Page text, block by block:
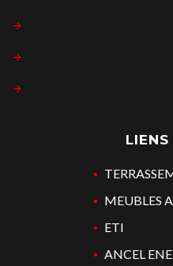
MEUBLES
ETI
ANCEL